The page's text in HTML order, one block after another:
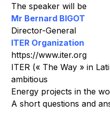
The speaker will be
Mr Bernard BIGOT
Director-General
ITER Organization
https://www.iter.org
ITER (« The Way » in
ambitious
Energy projects in the
A short questions and